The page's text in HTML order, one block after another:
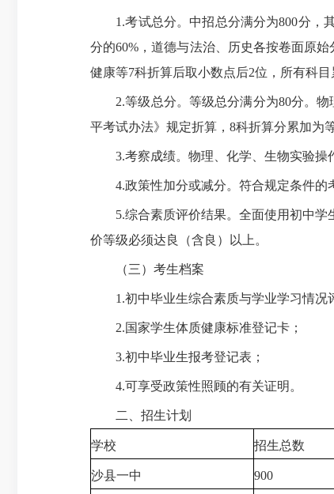
1.考试总分。中招总分满分为800分，其
分的60%，道德与法治、历史各按卷面原
健康等7科折算后取小数点后2位，所有科目
2.等级总分。等级总分满分为80分。物
平考试办法》规定折算，8科折算分累加为
3.考察成绩。物理、化学、生物实验操作
4.政策性加分或减分。符合规定条件的
5.综合素质评价结果。全面使用初中学
价等级必须达良（含良）以上。
（三）考生档案
1.初中毕业生综合素质与学业学习情况
2.国家学生体质健康标准登记卡；
3.初中毕业生报考登记表；
4.可享受政策性照顾的有关证明。
二、招生计划
学校 招生总数
沙县一中 900